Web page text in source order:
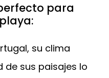
para
su clima
de sus paisajes lo